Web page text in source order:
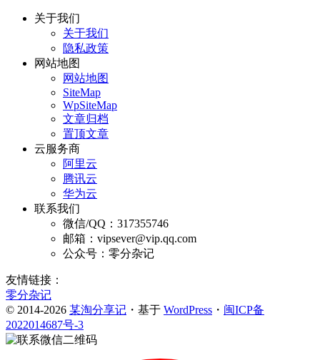
关于我们
关于我们
隐私政策
网站地图
网站地图
SiteMap
WpSiteMap
文章归档
置顶文章
云服务商
阿里云
腾讯云
华为云
联系我们
微信/QQ：317355746
邮箱：vipsever@vip.qq.com
公众号：零分杂记
友情链接：
零分杂记
© 2014-2026 某淘分享记 ・基于 WordPress ・ 闽ICP备
2022014687号-3